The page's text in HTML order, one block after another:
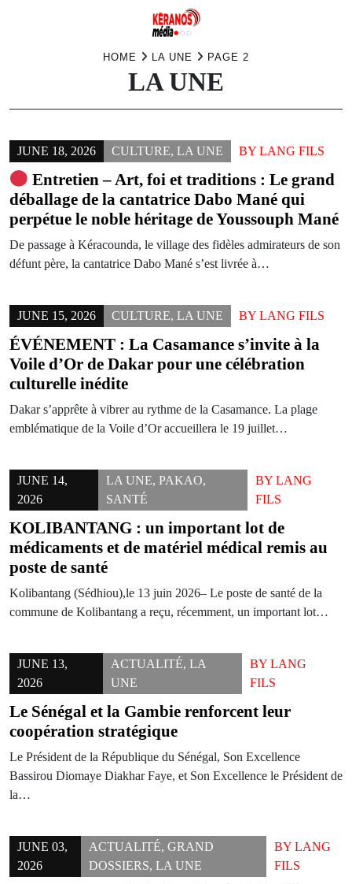
HOME LA UNE PAGE 2
LA UNE
JUNE 18, 2026 CULTURE, LA UNE BY LANG FILS
Entretien – Art, foi et traditions : Le grand
déballage de la cantatrice Dabo Mané qui
perpétue le noble héritage de Youssouph Mané
De passage à Kéracounda, le village des fidèles admirateurs de son
défunt père, la cantatrice Dabo Mané s’est livrée à…
JUNE 15, 2026 CULTURE, LA UNE BY LANG FILS
ÉVÉNEMENT : La Casamance s’invite à la
Voile d’Or de Dakar pour une célébration
culturelle inédite
Dakar s’apprête à vibrer au rythme de la Casamance. La plage
emblématique de la Voile d’Or accueillera le 19 juillet…
JUNE 14,
2026
LA UNE, PAKAO,
SANTÉ
BYLANG
FILS
KOLIBANTANG : un important lot de
médicaments et de matériel médical remis au
poste de santé
Kolibantang (Sédhiou),le 13 juin 2026– Le poste de santé de la
commune de Kolibantang a reçu, récemment, un important lot…
JUNE 13,
2026
ACTUALITÉ, LA
UNE
BYLANG
FILS
Le Sénégal et la Gambie renforcent leur
coopération stratégique
Le Président de la République du Sénégal, Son Excellence
Bassirou Diomaye Diakhar Faye, et Son Excellence le Président de
la…
JUNE 03,
2026
ACTUALITÉ, GRAND
DOSSIERS, LA UNE
BYLANG
FILS